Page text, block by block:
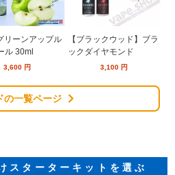
リーンアップル
ル 30ml
3,600 円
【ブラックウッド】ブラ
ックダイヤモンド
3,100 円
の一覧ページ
スターターキットを選ぶ